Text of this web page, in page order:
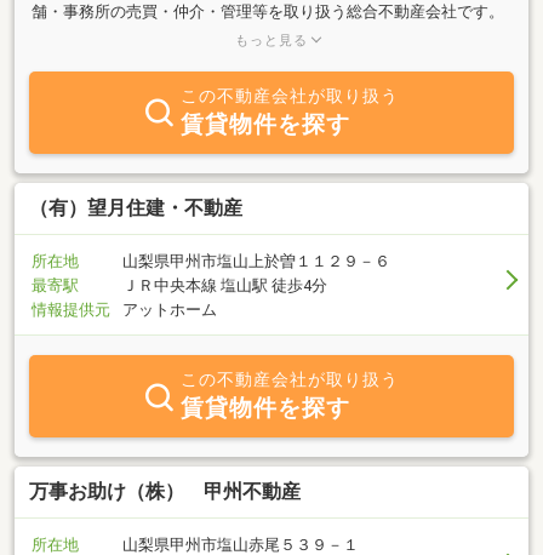
舗・事務所の売買・仲介・管理等を取り扱う総合不動産会社です。
Mail sankeijisyo@yahoo.co.jp HP
買・仲介・開発・分譲・住宅リフォーム等、司法書士・土地家屋調
査士・建築士と連携し、正確且つ迅速な情報提供と対応を心がけて
おります。売りたい・買いたいのご相談や査定等お気軽にお問い合
わせください。
もっと見る
この不動産会社が取り扱う
賃貸物件を探す
（有）望月住建・不動産
所在地
山梨県甲州市塩山上於曽１１２９－６
最寄駅
ＪＲ中央本線 塩山駅 徒歩4分
情報提供元
アットホーム
この不動産会社が取り扱う
賃貸物件を探す
万事お助け（株） 甲州不動産
所在地
山梨県甲州市塩山赤尾５３９－１